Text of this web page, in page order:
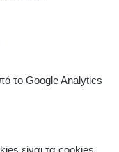
το Google Analytics
είναι τα cookies